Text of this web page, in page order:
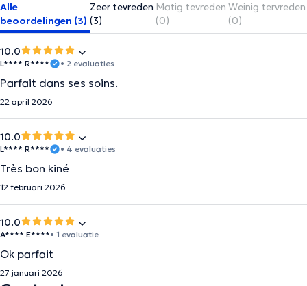
Alle
beoordelingen (3)
Zeer tevreden
(3)
Matig tevreden
(0)
Weinig tervreden
(0)
10.0
L**** R**** • 2 evaluaties
Parfait dans ses soins.
22 april 2026
10.0
L**** R**** • 4 evaluaties
Très bon kiné
12 februari 2026
10.0
A**** E****• 1 evaluatie
Ok parfait
27 januari 2026